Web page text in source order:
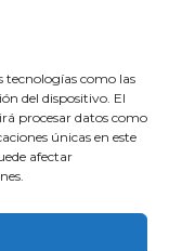
tecnologías como las
del dispositivo. El
procesar datos como
únicas en este
afectar